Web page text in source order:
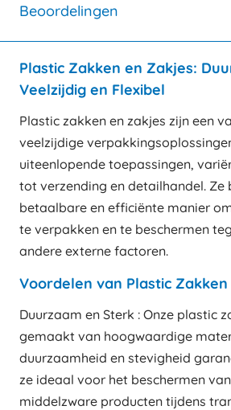
Beoordelingen
Plastic Zakken en Zakjes:
Veelzijdig en Flexibel
Plastic zakken en zakjes zijn een
veelzijdige
uiteenlopende toepassingen,
tot verzending en detailhandel. Ze
betaalbare en efficiënte manier
te verpakken en te beschermen
andere externe factoren.
Voordelen van Plastic
Duurzaam en Sterk : Onze plastic
gemaakt van hoogwaardige
duurzaamheid en stevigheid
ze ideaal voor het beschermen
middelzware producten tijdens